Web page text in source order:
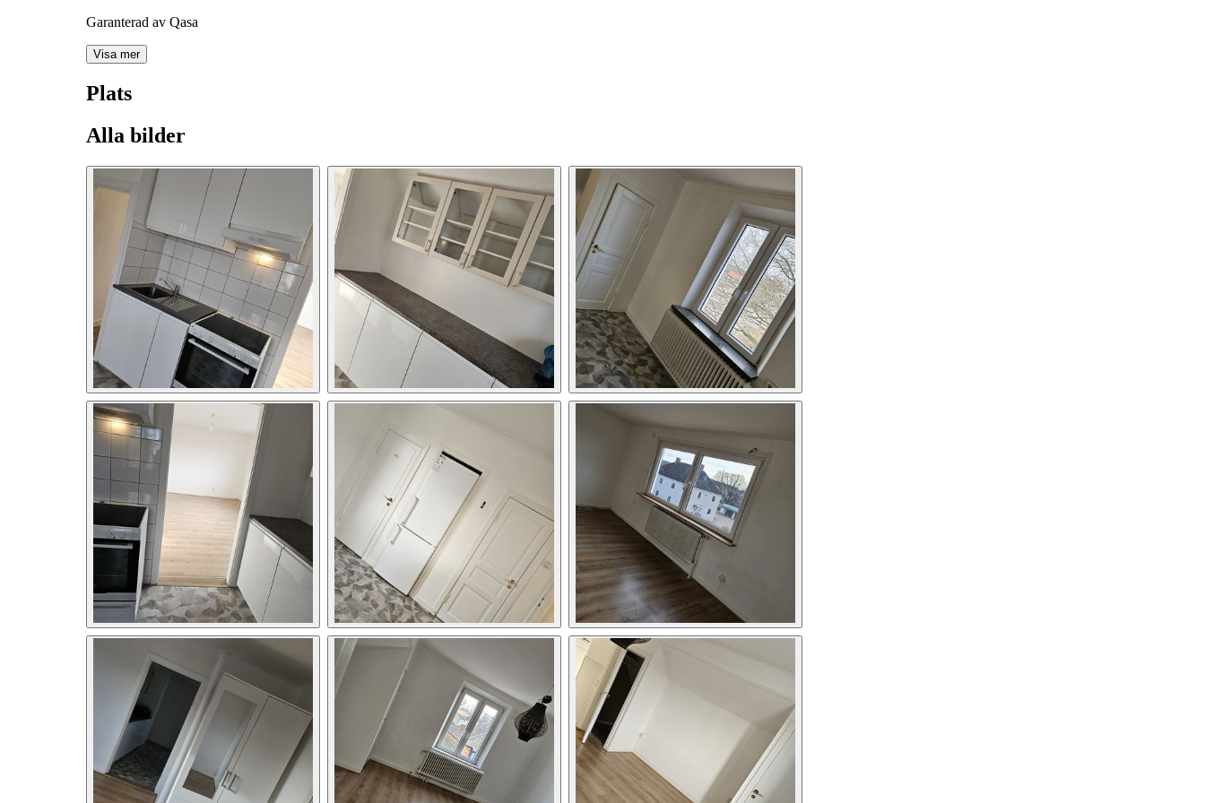
Garanterad av Qasa
Visa mer
Plats
Alla bilder